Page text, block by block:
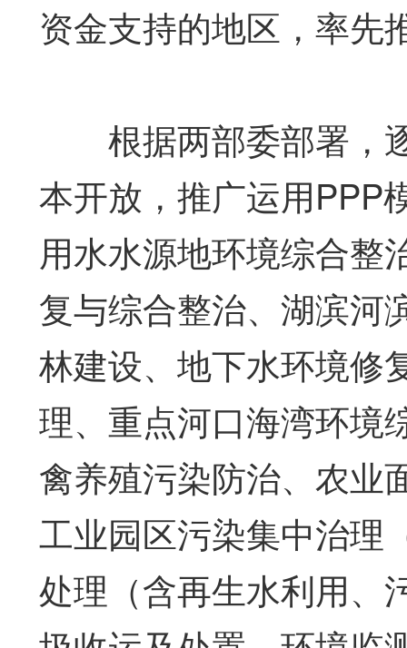
资金支持的地区，率先
根据两部委部署，
本开放，推广运用PPP
用水水源地环境综合整
复与综合整治、湖滨河
林建设、地下水环境修
理、重点河口海湾环境
禽养殖污染防治、农业
工业园区污染集中治理
处理（含再生水利用、